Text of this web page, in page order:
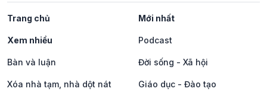
Trang chủ Mới nhất
Xem nhiều Podcast
Bàn và luận Đời sống - Xã hội
Xóa nhà tạm, nhà dột nát Giáo dục - Đào tạo